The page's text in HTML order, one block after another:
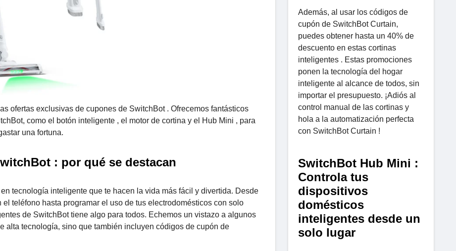
ofertas exclusivas de cupones de SwitchBot . Ofrecemos fantásticos
como el botón inteligente , el motor de cortina y el Hub Mini , para
una fortuna.
: por qué se destacan
tecnología inteligente que te hacen la vida más fácil y divertida. Desde
teléfono hasta programar el uso de tus electrodomésticos con solo
de SwitchBot tiene algo para todos. Echemos un vistazo a algunos
alta tecnología, sino que también incluyen códigos de cupón de
Además, al usar los códigos de
cupón de SwitchBot Curtain,
puedes obtener hasta un 40% de
descuento en estas cortinas
inteligentes . Estas promociones
ponen la tecnología del hogar
inteligente al alcance de todos, sin
importar el presupuesto. ¡Adiós al
control manual de las cortinas y
hola a la automatización perfecta
con SwitchBot Curtain !
SwitchBot Hub Mini :
Controla tus
dispositivos
domésticos
inteligentes desde un
solo lugar